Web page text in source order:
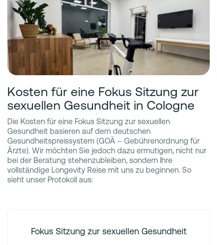
Kosten für eine Fokus Sitzung zur
sexuellen Gesundheit in Cologne
Die Kosten für eine Fokus Sitzung zur sexuellen
Gesundheit basieren auf dem deutschen
Gesundheitspreissystem (GOÄ – Gebührenordnung für
Ärzte). Wir möchten Sie jedoch dazu ermutigen, nicht nur
bei der Beratung stehenzubleiben, sondern Ihre
vollständige Longevity Reise mit uns zu beginnen. So
sieht unser Protokoll aus:
Fokus Sitzung zur sexuellen Gesundheit